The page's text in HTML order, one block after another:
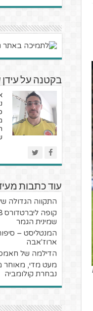
בקטנה על
עוד כתבות
התקווה הגדולה
שמינית הגמר
המנטליסט –
ארוז'אבה
הדילמה של חאמס
מעט מדי, מאוחר
נבחרת קולומביה